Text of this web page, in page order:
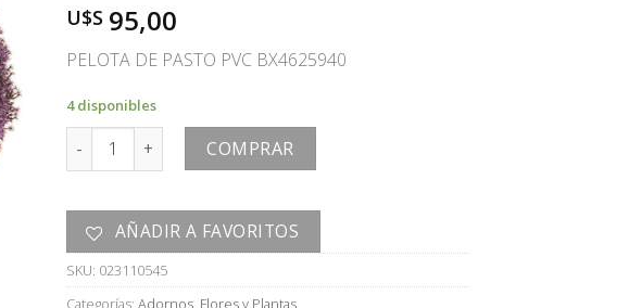
U$S 95,00
PELOTA DE PASTO PVC BX4625940
4 disponibles
PELOTA cantidad COMPRAR
AÑADIR A FAVORITOS
SKU: 023110545
Categorías:Adornos, Flores y Plantas